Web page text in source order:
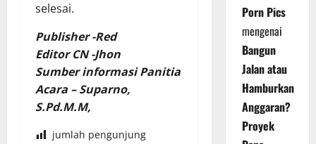
selesai.
Publisher -Red
Editor CN -Jhon
Sumber informasi Panitia
Acara – Suparno,
S.Pd.M.M,
jumlah pengunjung
Porn Pics
mengenai
Bangun
Jalan atau
Hamburkan
Anggaran?
Proyek